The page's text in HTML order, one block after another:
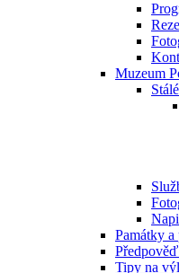
Muzeum
Památky
Tipy na